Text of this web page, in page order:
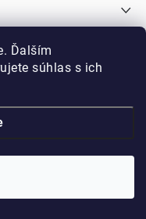
Ďalším
súhlas s ich